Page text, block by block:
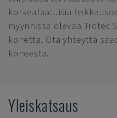
korkealaatuisia
myynnissä olevaa Trotec
konetta. Ota yhteyttä
koneesta.
Yleiskatsaus